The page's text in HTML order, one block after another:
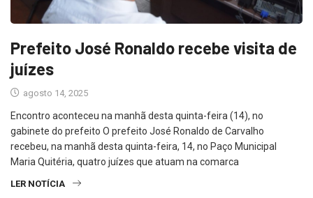
Prefeito José Ronaldo recebe visita de
juízes
agosto 14, 2025
Encontro aconteceu na manhã desta quinta-feira (14), no
gabinete do prefeito O prefeito José Ronaldo de Carvalho
recebeu, na manhã desta quinta-feira, 14, no Paço Municipal
Maria Quitéria, quatro juízes que atuam na comarca
LER NOTÍCIA